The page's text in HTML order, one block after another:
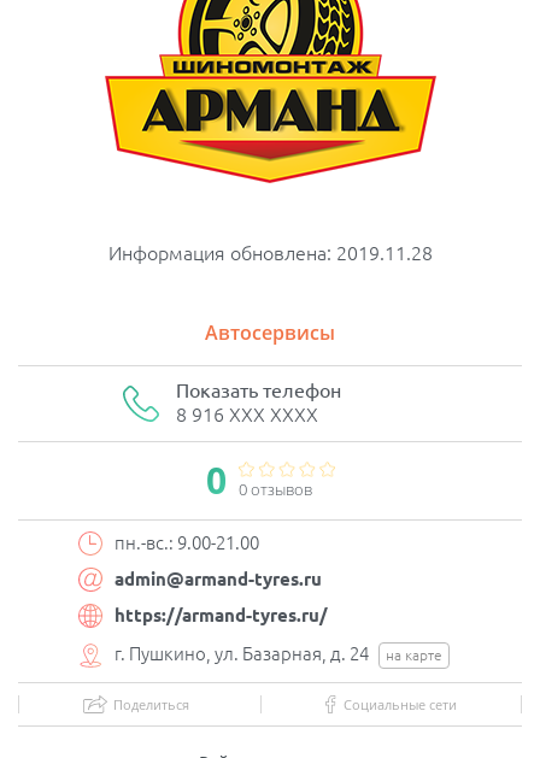
Информация обновлена: 2019.11.28
Автосервисы
Показать телефон
8 916 XXX XXXX
0 0 отзывов
пн.-вс.: 9.00-21.00
admin@armand-tyres.ru
https://armand-tyres.ru/
г. Пушкино, ул. Базарная, д. 24
на карте
Поделиться Социальные сети